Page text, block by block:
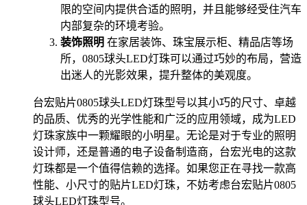
限的空间内提供合适的照明，并且能够经受住汽车
内部复杂的环境考验。
装饰照明 在家居装饰、珠宝展示柜、精品店等场
所，0805球头LED灯珠可以通过巧妙的布局，营造
出迷人的光影效果，提升整体的美观度。
台宏贴片0805球头LED灯珠型号以其小巧的尺寸、卓越
的品质、优秀的光学性能和广泛的应用领域，成为LED
灯珠家族中一颗耀眼的小明星。无论是对于专业的照明
设计师，还是普通的电子设备制造商，台宏光电的这款
灯珠都是一个值得信赖的选择。如果您正在寻找一款高
性能、小尺寸的贴片LED灯珠，不妨考虑台宏贴片0805
球头LED灯珠型号。